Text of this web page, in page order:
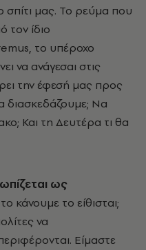
σπίτι μας. Το ρεύμα που
τον ίδιο
το υπέροχο
να ανάγεσαι στις
την έφεσή μας προς
διασκεδάζουμε; Να
Και τη Δευτέρα τι θα
ως
κάνουμε το είθισται;
να
Είμαστε